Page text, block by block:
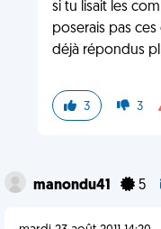
si tu lisait les
poserais pas
déjà répondus
3 3
manondu41 5